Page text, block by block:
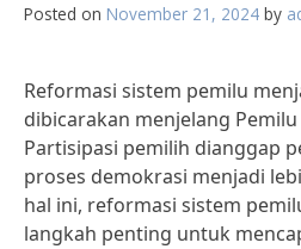
Posted on November 21, 2024 by
Reformasi sistem pemilu
dibicarakan menjelang Pemilu
Partisipasi pemilih dianggap
proses demokrasi menjadi
hal ini, reformasi sistem
langkah penting untuk